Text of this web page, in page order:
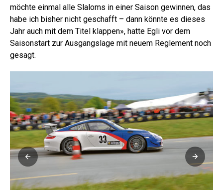
möchte einmal alle Slaloms in einer Saison gewinnen, das
habe ich bisher nicht geschafft – dann könnte es dieses
Jahr auch mit dem Titel klappen», hatte Egli vor dem
Saisonstart zur Ausgangslage mit neuem Reglement noch
gesagt.